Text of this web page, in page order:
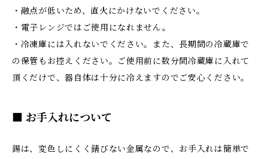
・融点が低いため、直火にかけないでください。
・電子レンジではご使用になれません。
・冷凍庫には入れないでください。また、長期間の冷蔵庫で
の保管もお控えください。ご使用前に数分間冷蔵庫に入れて
頂くだけで、器自体は十分に冷えますのでご安心ください。
■ お手入れについて
錫は、変色しにくく錆びない金属なので、お手入れは簡単で